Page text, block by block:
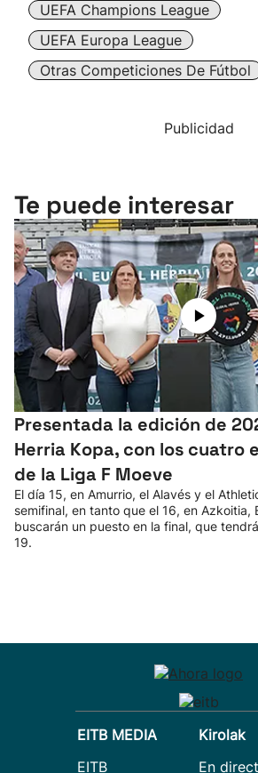
UEFA Champions League
UEFA Europa League
Otras Competiciones De Fútbol
Publicidad
Te puede interesar
Presentada la edición de
Herria Kopa, con los cuatro
de la Liga F Moeve
El día 15, en Amurrio, el Alavés y el
semifinal, en tanto que el 16, en Azkoitia,
buscarán un puesto en la final, que
19.
EITB MEDIA
EITB
Kirolak
En